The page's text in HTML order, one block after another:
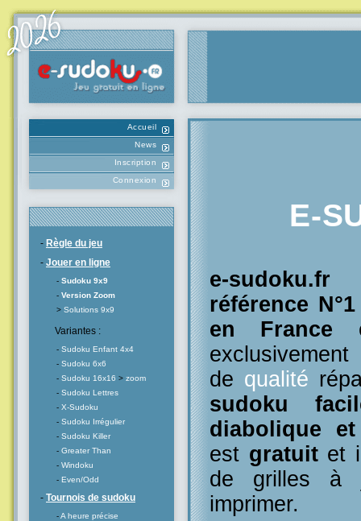
Accueil
News
Inscription
Connexion
- Règle du jeu
- Jouer en ligne
- Sudoku 9x9
- Version Zoom
> Solutions 9x9
Variantes :
- Sudoku Enfant 4x4
- Sudoku 6x6
- Sudoku 16x16 > zoom
- Sudoku Lettres
- X-Sudoku
- Sudoku Irrégulier
- Sudoku Killer
- Greater Than
- Windoku
- Even/Odd
- Tournois de sudoku
-A heure précise
E-
e-
référence
en France
de qualité
sudoku
diabolique
est gratuitet
de grilles à
imprimer.